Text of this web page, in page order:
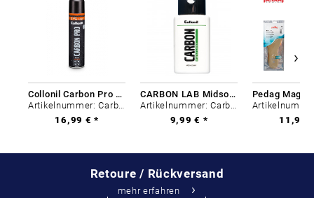
Collonil Carbon Pro 400 ml
Artikelnummer: Carbon-0
16,99 € *
CARBON LAB Midsole Cleaner
Artikelnummer: Carbon-0
9,99 € *
11,99
Retoure / Rückversand
mehr erfahren